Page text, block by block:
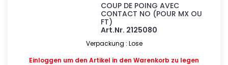
COUP DE POING AVEC
CONTACT NO (POUR MX OU
FT)
Art.Nr. 2125080
Verpackung : Lose
Einloggen um den Artikel in den Warenkorb zu legen